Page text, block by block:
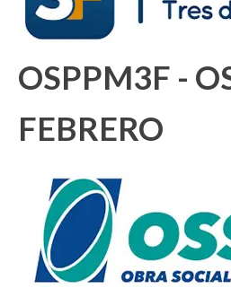
OSPPM3F -
FEBRERO